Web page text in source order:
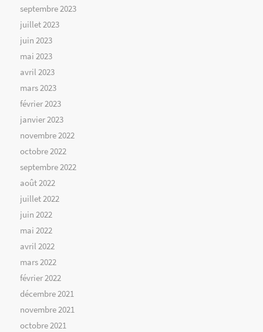
septembre 2023
juillet 2023
juin 2023
mai 2023
avril 2023
mars 2023
février 2023
janvier 2023
novembre 2022
octobre 2022
septembre 2022
août 2022
juillet 2022
juin 2022
mai 2022
avril 2022
mars 2022
février 2022
décembre 2021
novembre 2021
octobre 2021